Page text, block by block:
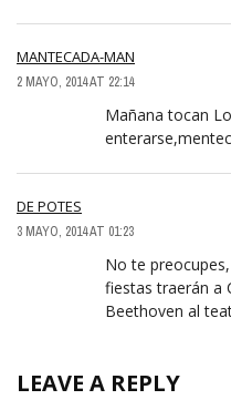
MANTECADA-MAN
2 MAYO, 2014 AT 22:14
Mañana tocan
DE POTES
3 MAYO, 2014 AT 01:23
No te
fiestas traerán a
Beethoven al
LEAVE A REPLY